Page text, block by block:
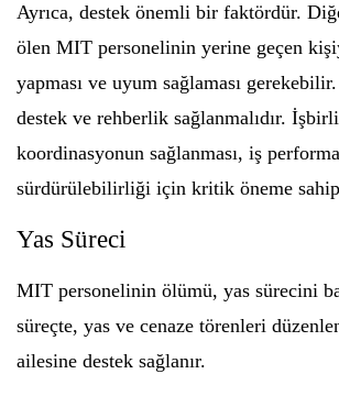
Ayrıca, destek önemli bir faktördür.
ölen MIT personelinin yerine geçen
yapması ve uyum sağlaması
destek ve rehberlik sağlanmalıdır.
koordinasyonun sağlanması, iş
sürdürülebilirliği için kritik öneme
Yas Süreci
MIT personelinin ölümü, yas sürecini
süreçte, yas ve cenaze törenleri
ailesine destek sağlanır.